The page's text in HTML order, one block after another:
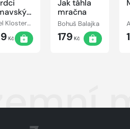
Karel Klostermann
Kč
Jak táhla
mračna
Bohuš Balajka
179 Kč